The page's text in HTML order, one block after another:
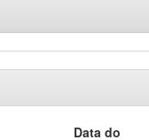
Data do